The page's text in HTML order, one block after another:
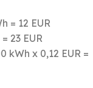
= 12 EUR
23 EUR
kWh x 0,12 EUR =